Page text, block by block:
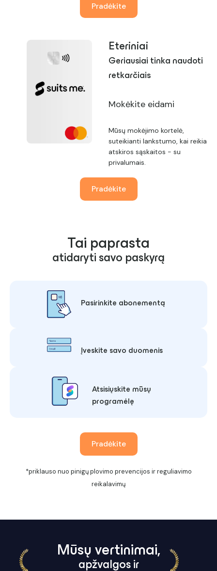
Pradėkite
Eteriniai
Geriausiai tinka naudoti
retkarčiais
Mokėkite eidami
Mūsų mokėjimo kortelė,
suteikianti lankstumo, kai reikia
atskiros sąskaitos - su
privalumais.
Pradėkite
Tai paprasta
atidaryti savo paskyrą
Pasirinkite abonementą
Įveskite savo duomenis
Atsisiųskite mūsų
programėlę
Pradėkite
*priklauso nuo pinigų plovimo prevencijos ir reguliavimo
reikalavimų
Mūsų vertinimai,
apžvalgos ir